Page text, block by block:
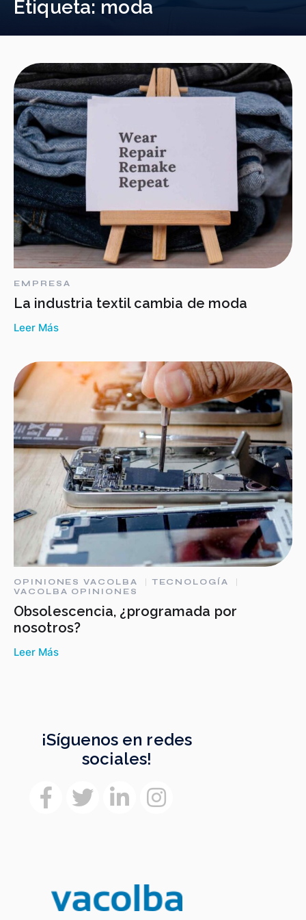
Etiqueta: moda
EMPRESA
La industria textil cambia de moda
Leer Más
OPINIONES VACOLBA
TECNOLOGÍA
VACOLBA OPINIONES
Obsolescencia, ¿programada por
nosotros?
Leer Más
¡Síguenos en redes
sociales!